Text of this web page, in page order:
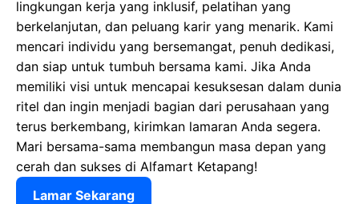
lingkungan kerja yang inklusif, pelatihan yang
berkelanjutan, dan peluang karir yang menarik. Kami
mencari individu yang bersemangat, penuh dedikasi,
dan siap untuk tumbuh bersama kami. Jika Anda
memiliki visi untuk mencapai kesuksesan dalam dunia
ritel dan ingin menjadi bagian dari perusahaan yang
terus berkembang, kirimkan lamaran Anda segera.
Mari bersama-sama membangun masa depan yang
cerah dan sukses di Alfamart Ketapang!
Lamar Sekarang